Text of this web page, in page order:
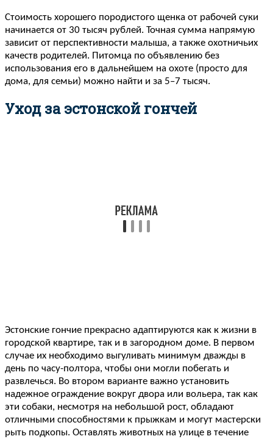
Стоимость хорошего породистого щенка от рабочей суки
начинается от 30 тысяч рублей. Точная сумма напрямую
зависит от перспективности малыша, а также охотничьих
качеств родителей. Питомца по объявлению без
использования его в дальнейшем на охоте (просто для
дома, для семьи) можно найти и за 5–7 тысяч.
Уход за эстонской гончей
Эстонские гончие прекрасно адаптируются как к жизни в
городской квартире, так и в загородном доме. В первом
случае их необходимо выгуливать минимум дважды в
день по часу-полтора, чтобы они могли побегать и
развлечься. Во втором варианте важно установить
надежное ограждение вокруг двора или вольера, так как
эти собаки, несмотря на небольшой рост, обладают
отличными способностями к прыжкам и могут мастерски
рыть подкопы. Оставлять животных на улице в течение